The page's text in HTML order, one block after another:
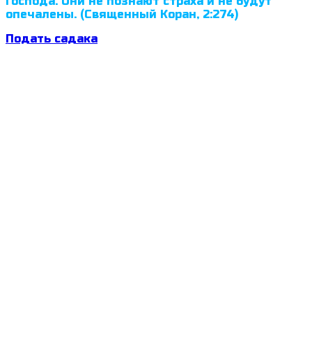
опечалены. (Священный Коран, 2:274)
Подать садака